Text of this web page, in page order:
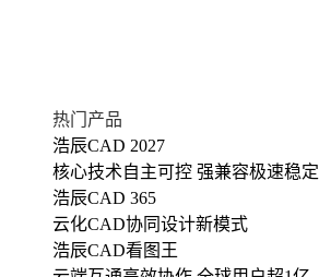
热门产品
浩辰CAD 2027
核心技术自主可控 强兼容极速稳定
浩辰CAD 365
云化CAD协同设计新模式
浩辰CAD看图王